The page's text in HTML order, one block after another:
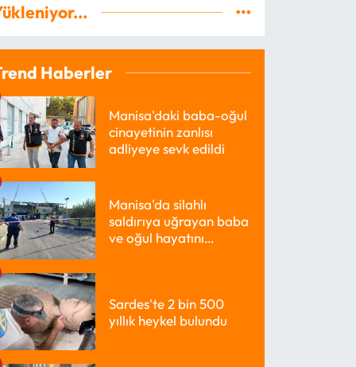
Haberler
Manisa'daki baba-oğul
cinayetinin zanlısı
adliyeye sevk edildi
Manisa'da silahlı
saldırıya uğrayan baba
ve oğul hayatını
Sardes'te 2 bin 500
yıllık heykel bulundu